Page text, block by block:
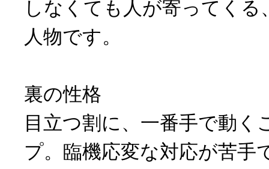
しなくても人が寄ってく
人物です。
裏の性格
目立つ割に、一番手で動く
プ。臨機応変な対応が苦手